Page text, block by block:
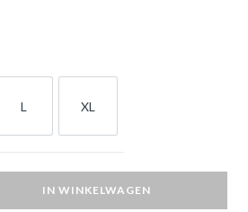
L
L
XL
XL
IN WINKELWAGEN